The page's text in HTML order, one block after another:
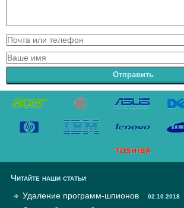
Отправить
Читайте наши статьи
Удаление программ-шпионов
02.10.2018